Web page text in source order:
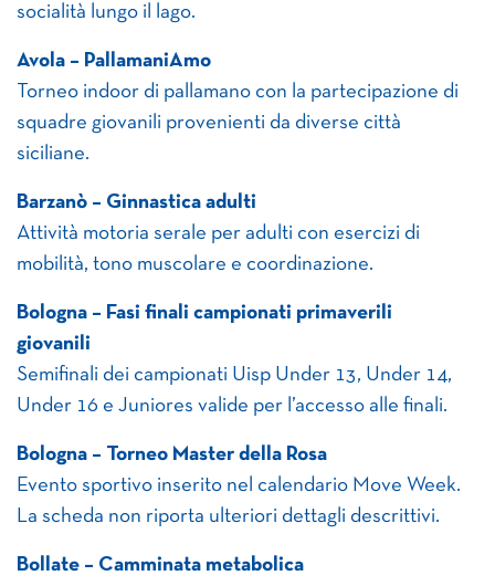
socialità lungo il lago.
Avola – PallamaniAmo
Torneo indoor di pallamano con la partecipazione di
squadre giovanili provenienti da diverse città
siciliane.
Barzanò – Ginnastica adulti
Attività motoria serale per adulti con esercizi di
mobilità, tono muscolare e coordinazione.
Bologna – Fasi finali campionati primaverili
giovanili
Semifinali dei campionati Uisp Under 13, Under 14,
Under 16 e Juniores valide per l’accesso alle finali.
Bologna – Torneo Master della Rosa
Evento sportivo inserito nel calendario Move Week.
La scheda non riporta ulteriori dettagli descrittivi.
Bollate – Camminata metabolica